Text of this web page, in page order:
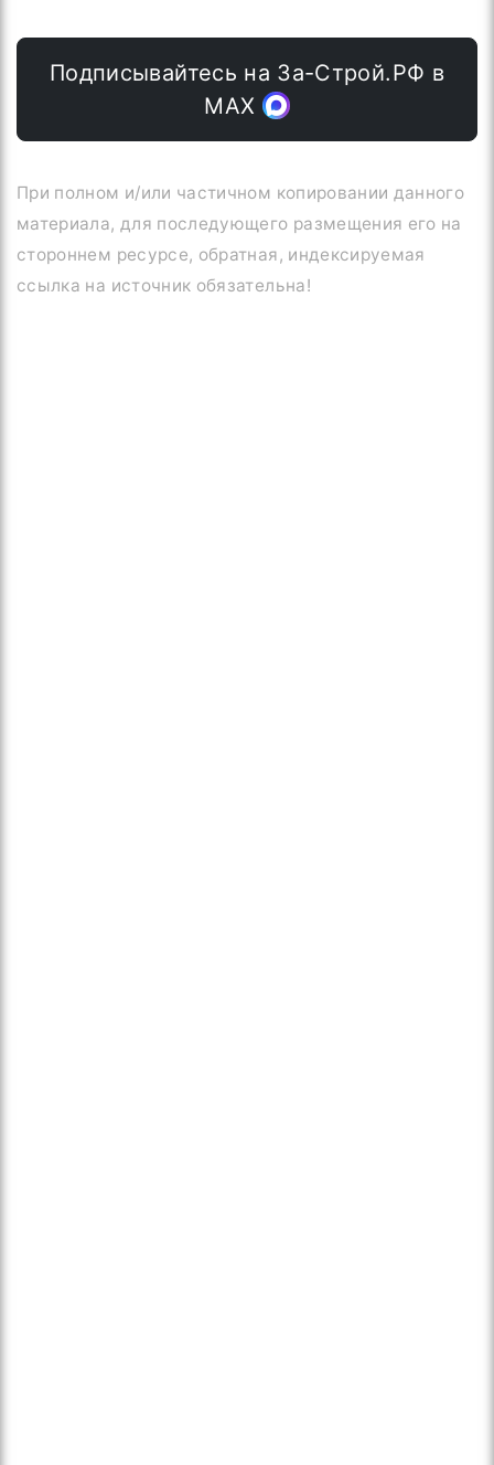
Подписывайтесь на За-Строй.РФ в
МАХ
При полном и/или частичном копировании данного
материала, для последующего размещения его на
стороннем ресурсе, обратная, индексируемая
ссылка на источник обязательна!